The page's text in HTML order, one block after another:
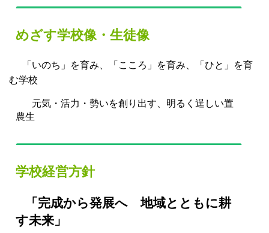
めざす学校像・生徒像
「いのち」を育み、「こころ」を育み、「ひと」を育
む学校
元気・活力・勢いを創り出す、明るく逞しい置
農生
学校経営方針
「完成から発展へ 地域とともに耕
す未来」